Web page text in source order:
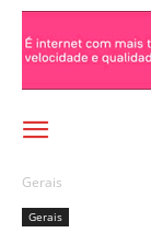
Gerais
Gerais